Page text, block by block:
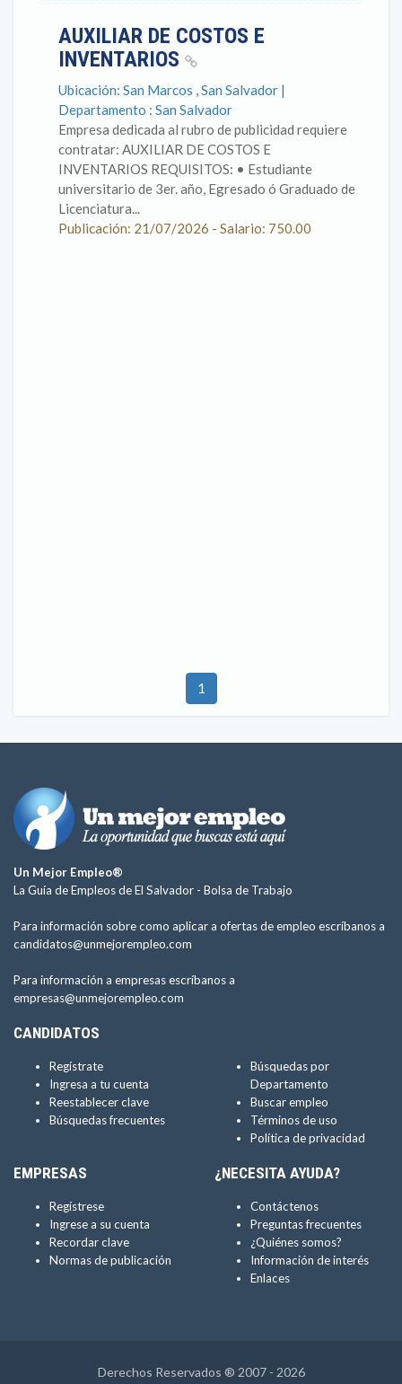
AUXILIAR DE COSTOS E
INVENTARIOS
Ubicación: San Marcos , San Salvador |
Departamento : San Salvador
Empresa dedicada al rubro de publicidad requiere
contratar: AUXILIAR DE COSTOS E
INVENTARIOS REQUISITOS: • Estudiante
universitario de 3er. año, Egresado ó Graduado de
Licenciatura...
Publicación: 21/07/2026 - Salario: 750.00
1
Un Mejor Empleo®
La Guía de Empleos de El Salvador - Bolsa de Trabajo
Para información sobre como aplicar a ofertas de empleo escríbanos a
candidatos@unmejorempleo.com
Para información a empresas escríbanos a
empresas@unmejorempleo.com
CANDIDATOS
Regístrate
Ingresa a tu cuenta
Reestablecer clave
Búsquedas frecuentes
Búsquedas por
Departamento
Buscar empleo
Términos de uso
Política de privacidad
EMPRESAS
Regístrese
Ingrese a su cuenta
Recordar clave
Normas de publicación
¿NECESITA AYUDA?
Contáctenos
Preguntas frecuentes
¿Quiénes somos?
Información de interés
Enlaces
Derechos Reservados ® 2007 - 2026